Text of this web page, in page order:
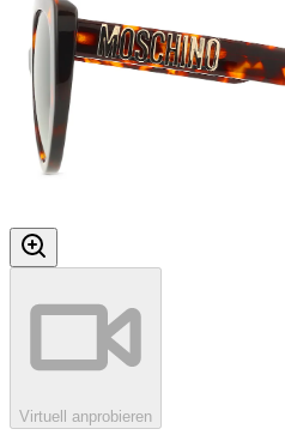
Virtuell anprobieren